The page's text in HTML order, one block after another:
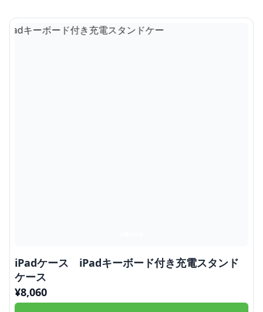
iPadケース iPadキーボード付き充電スタンド
ケース
¥8,060